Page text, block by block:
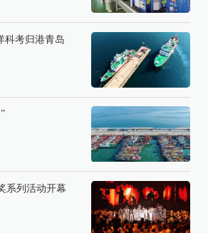
科考归港青岛
系列活动开幕